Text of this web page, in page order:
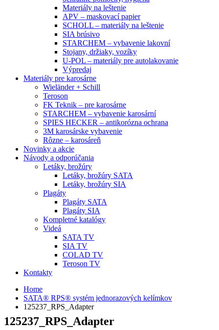
Materiály na leštenie
APV – maskovací papier
SCHOLL – materiály na leštenie
SIA brúsivo
STARCHEM – vybavenie lakovní
Stojany, držiaky, vozíky
U-POL – materiály pre autolakovanie
Výpredaj
Materiály pre karosárne
Wieländer + Schill
Teroson
FK Teknik – pre karosárne
STARCHEM – vybavenie karosární
SPIES HECKER – antikorózna ochrana
3M karosárske vybavenie
Rôzne – karosáreň
Novinky a akcie
Návody a odporúčania
Letáky, brožúry
Letáky, brožúry SATA
Letáky, brožúry SIA
Plagáty
Plagáty SATA
Plagáty SIA
Kompletné katalógy
Videá
SATA TV
SIA TV
COLAD TV
Teroson TV
Kontakty
Home
SATA® RPS® systém jednorazových kelímkov
125237_RPS_Adapter
125237_RPS_Adapter